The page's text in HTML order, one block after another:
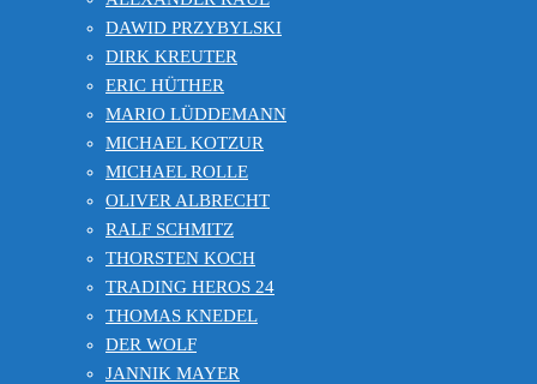
DAWID PRZYBYLSKI
DIRK KREUTER
ERIC HÜTHER
MARIO LÜDDEMANN
MICHAEL KOTZUR
MICHAEL ROLLE
OLIVER ALBRECHT
RALF SCHMITZ
THORSTEN KOCH
TRADING HEROS 24
THOMAS KNEDEL
DER WOLF
JANNIK MAYER